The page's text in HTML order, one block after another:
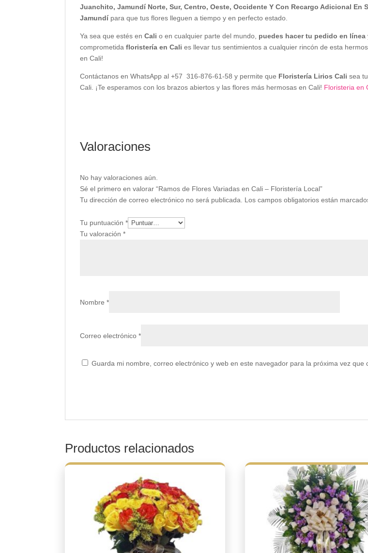
Juanchito, Jamundí Norte, Sur, Centro, Oeste, Occidente Y Con Recargo Adicional En
Jamundí para que tus flores lleguen a tiempo y en perfecto estado.
Ya sea que estés enCali o en cualquier parte del mundo, puedes hacer tu pedido en
comprometidafloristería en Cali es llevar tus sentimientos a cualquier rincón de esta
en Cali!
Contáctanos en WhatsApp al +57 316-876-61-58 y permite que Floristería Lirios Cali sea
Cali. ¡Te esperamos con los brazos abiertos y las flores más hermosas en Cali! Floristeria en
Valoraciones
No hay valoraciones aún.
Sé el primero en valorar “Ramos de Flores Variadas en Cali – Floristería Local”
Tu dirección de correo electrónico no será publicada.
Los campos obligatorios están
Tu puntuación*
Tu valoración*
Nombre*
Correo electrónico*
Guarda mi nombre, correo electrónico y web en este navegador para la próxima vez que
Productos relacionados